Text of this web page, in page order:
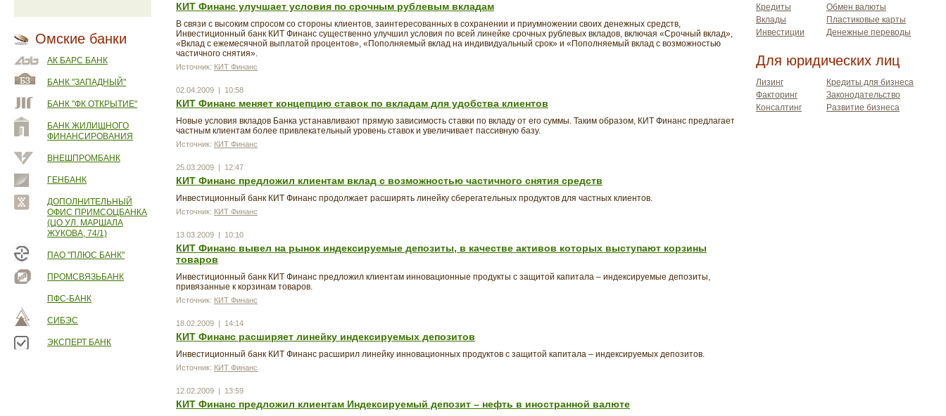
Омские банки
АК БАРС БАНК
БАНК "ЗАПАДНЫЙ"
БАНК "ФК ОТКРЫТИЕ"
БАНК ЖИЛИЩНОГО
ФИНАНСИРОВАНИЯ
ВНЕШПРОМБАНК
ГЕНБАНК
ДОПОЛНИТЕЛЬНЫЙ
ОФИС ПРИМСОЦБАНКА
(ЦО УЛ. МАРШАЛА
ЖУКОВА, 74/1)
ПАО "ПЛЮС БАНК"
ПРОМСВЯЗЬБАНК
ПФС-БАНК
СИБЭС
ЭКСПЕРТ БАНК
КИТ Финанс улучшает условия по срочным рублевым вкладам
В связи с высоким спросом со стороны клиентов, заинтересованных в сохранении и приумножении своих денежных средств,
Инвестиционный банк КИТ Финанс существенно улучшил условия по всей линейке срочных рублевых вкладов, включая «Срочный вклад»,
«Вклад с ежемесячной выплатой процентов», «Пополняемый вклад на индивидуальный срок» и «Пополняемый вклад с возможностью
частичного снятия».
Источник: КИТ Финанс
02.04.2009 | 10:58
КИТ Финанс меняет концепцию ставок по вкладам для удобства клиентов
Новые условия вкладов Банка устанавливают прямую зависимость ставки по вкладу от его суммы. Таким образом, КИТ Финанс предлагает
частным клиентам более привлекательный уровень ставок и увеличивает пассивную базу.
Источник: КИТ Финанс
25.03.2009 | 12:47
КИТ Финанс предложил клиентам вклад с возможностью частичного снятия средств
Инвестиционный банк КИТ Финанс продолжает расширять линейку сберегательных продуктов для частных клиентов.
Источник: КИТ Финанс
13.03.2009 | 10:10
КИТ Финанс вывел на рынок индексируемые депозиты, в качестве активов которых выступают корзины
товаров
Инвестиционный банк КИТ Финанс предложил клиентам инновационные продукты с защитой капитала – индексируемые депозиты,
привязанные к корзинам товаров.
Источник: КИТ Финанс
18.02.2009 | 14:14
КИТ Финанс расширяет линейку индексируемых депозитов
Инвестиционный банк КИТ Финанс расширил линейку инновационных продуктов с защитой капитала – индексируемых депозитов.
Источник: КИТ Финанс
12.02.2009 | 13:59
КИТ Финанс предложил клиентам Индексируемый депозит – нефть в иностранной валюте
Кредиты
Вклады
Инвестиции
Обмен валюты
Пластиковые карты
Денежные переводы
Для юридических лиц
Лизинг
Факторинг
Консалтинг
Кредиты для бизнеса
Законодательство
Развитие бизнеса